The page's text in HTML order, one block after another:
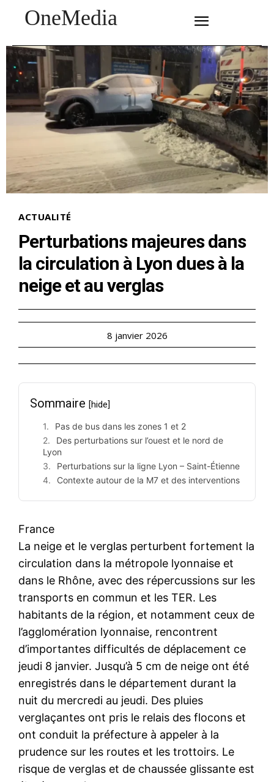
OneMedia
ACTUALITÉ
Perturbations majeures dans
la circulation à Lyon dues à la
neige et au verglas
8 janvier 2026
Sommaire [hide]
Pas de bus dans les zones 1 et 2
Des perturbations sur l’ouest et le nord de
Lyon
Perturbations sur la ligne Lyon – Saint-Étienne
Contexte autour de la M7 et des interventions
France
La neige et le verglas perturbent fortement la
circulation dans la métropole lyonnaise et
dans le Rhône, avec des répercussions sur les
transports en commun et les TER. Les
habitants de la région, et notamment ceux de
l’agglomération lyonnaise, rencontrent
d’importantes difficultés de déplacement ce
jeudi 8 janvier. Jusqu’à 5 cm de neige ont été
enregistrés dans le département durant la
nuit du mercredi au jeudi. Des pluies
verglaçantes ont pris le relais des flocons et
ont conduit la préfecture à appeler à la
prudence sur les routes et les trottoirs. Le
risque de verglas et de chaussée glissante est